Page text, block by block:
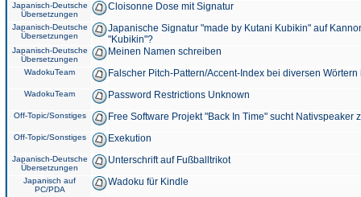
Japanisch-Deutsche
Übersetzungen
Cloisonne Dose mit Signatur
Japanisch-Deutsche
Übersetzungen
Japanische Signatur "made by Kutani Kubikin" auf
"Kubikin"?
Japanisch-Deutsche
Übersetzungen
Meinen Namen schreiben
WadokuTeam Falscher Pitch-Pattern/Accent-Index bei diversen
WadokuTeam Password Restrictions Unknown
Off-Topic/Sonstiges Free Software Projekt "Back In Time" sucht Nativspeaker
Off-Topic/Sonstiges Exekution
Japanisch-Deutsche
Übersetzungen
Unterschrift auf Fußballtrikot
Japanisch auf
PC/PDA
Wadoku für Kindle